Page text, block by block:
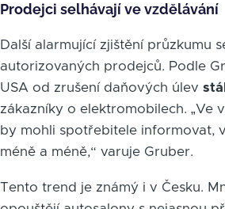
Prodejci selhávají ve vzdělávání
Další alarmující zjištění průzkumu
autorizovaných prodejců. Podle
USA od zrušení daňových úlev
zákazníky o elektromobilech. „Ve
by mohli spotřebitele informovat,
méně a méně,“ varuje Gruber.
Tento trend je známý i v Česku.